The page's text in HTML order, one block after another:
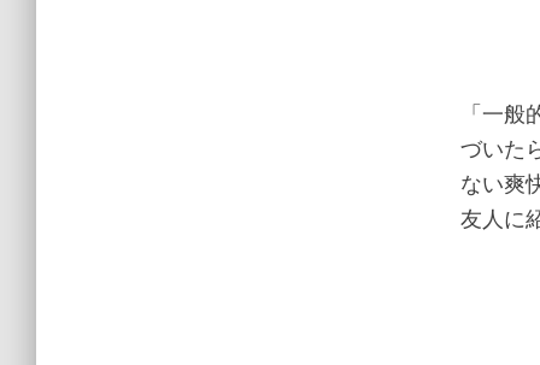
「一
づいた
ない爽
友人に